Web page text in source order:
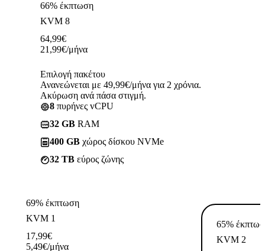
66% έκπτωση
KVM 8
64,99€
21,99€/μήνα
Επιλογή πακέτου
Ανανεώνεται με 49,99€/μήνα για 2 χρόνια.
Ακύρωση ανά πάσα στιγμή.
8 πυρήνες vCPU
32 GB RAM
400 GB χώρος δίσκου NVMe
32 TB εύρος ζώνης
69% έκπτωση
KVM 1
17,99€
5,49€/μήνα
65%
KVM 2